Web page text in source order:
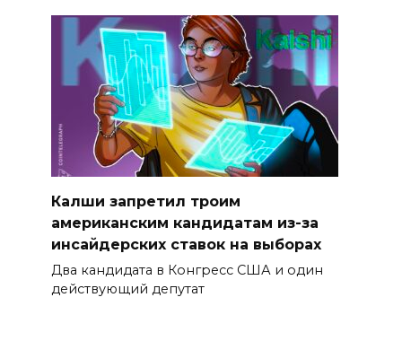
Калши запретил троим
американским кандидатам из-за
инсайдерских ставок на выборах
Два кандидата в Конгресс США и один
действующий депутат